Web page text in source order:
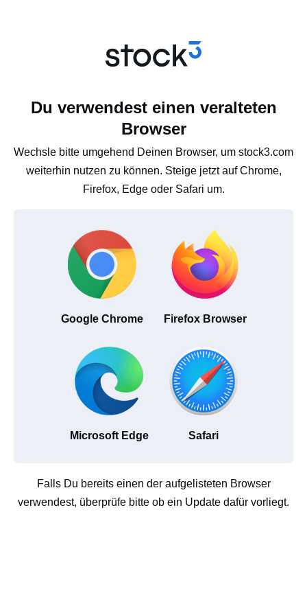
Du verwendest einen veralteten
Browser
Wechsle bitte umgehend Deinen Browser, um stock3.com
weiterhin nutzen zu können. Steige jetzt auf Chrome,
Firefox, Edge oder Safari um.
Google Chrome Firefox Browser
Microsoft Edge Safari
Falls Du bereits einen der aufgelisteten Browser
verwendest, überprüfe bitte ob ein Update dafür vorliegt.